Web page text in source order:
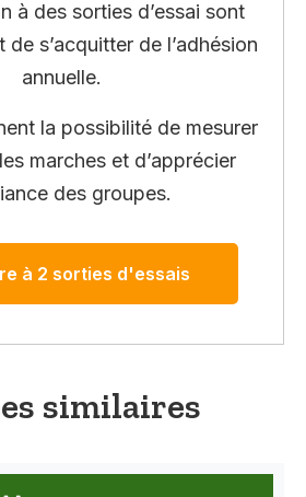
à des sorties d’essai sont
s’acquitter de l’adhésion
annuelle.
la possibilité de mesurer
marches et d’apprécier
des groupes.
à 2 sorties d'essais
similaires